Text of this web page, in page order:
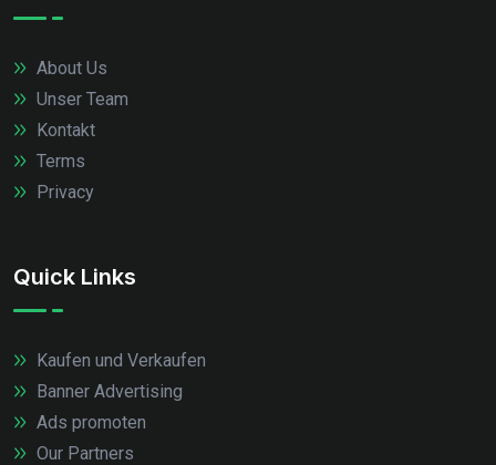
About Us
Unser Team
Kontakt
Terms
Privacy
Quick Links
Kaufen und Verkaufen
Banner Advertising
Ads promoten
Our Partners